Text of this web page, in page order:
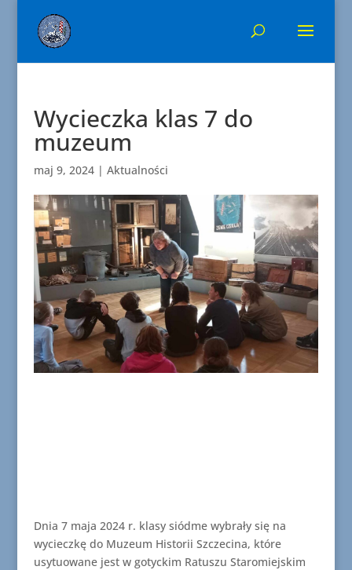
Wycieczka klas 7 do
muzeum
maj 9, 2024| Aktualności
Dnia 7 maja 2024 r. klasy siódme wybrały się na
wycieczkę do Muzeum Historii Szczecina, które
usytuowane jest w gotyckim Ratuszu Staromiejskim